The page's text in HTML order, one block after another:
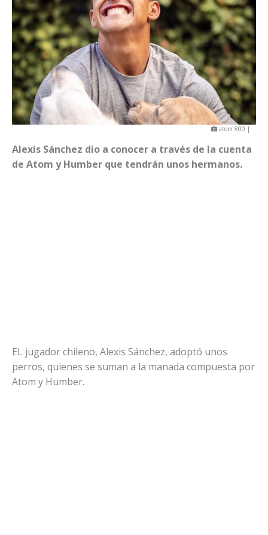
atom 800 |
Alexis Sánchez dio a conocer a través de la cuenta
de Atom y Humber que tendrán unos hermanos.
EL jugador chileno, Alexis Sánchez, adoptó unos
perros, quienes se suman a la manada compuesta por
Atom y Humber.